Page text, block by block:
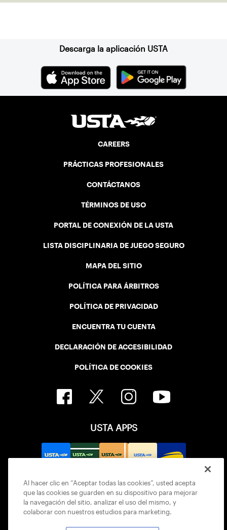
Descarga la aplicación USTA
CAREERS
PRÁCTICAS PROFESIONALES
CONTÁCTANOS
TÉRMINOS DE USO
PORTAL DE CONEXIÓN DE LA USTA
LISTA DISCIPLINARIA DE JUEGO SEGURO
MAPA DEL SITIO
POLÍTICA PARA ÁRBITROS
POLÍTICA DE PRIVACIDAD
ENCUENTRA TU CUENTA
DECLARACIÓN DE ACCESIBILIDAD
POLÍTICA DE COOKIES
USTA APPS
Al hacer clic en “Aceptar todas las cookies”, usted acepta
que las cookies se guarden en su dispositivo para mejorar
la navegación del sitio, analizar el uso del mismo, y
colaborar con nuestros estudios para marketing.